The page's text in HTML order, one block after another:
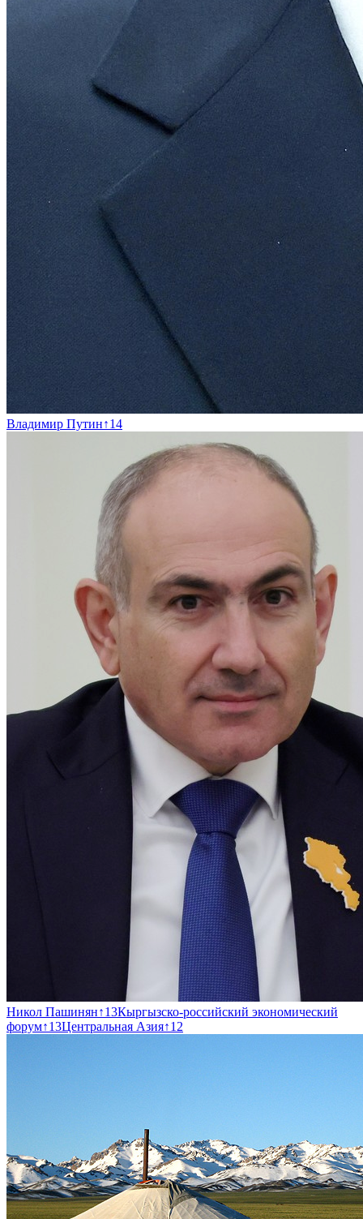
Владимир Путин↑14
Никол Пашинян↑13Кыргызско-российский экономический
форум↑13Центральная Азия↑12